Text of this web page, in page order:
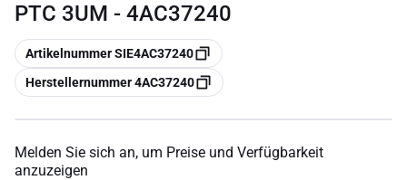
PTC 3UM - 4AC37240
Kopieren
Artikelnummer SIE4AC37240
Kopieren
Herstellernummer 4AC37240
Melden Sie sich an, um Preise und Verfügbarkeit
anzuzeigen